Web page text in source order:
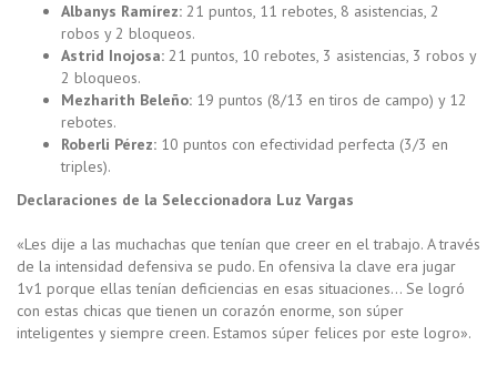
Albanys Ramírez: 21 puntos, 11 rebotes, 8 asistencias, 2
robos y 2 bloqueos.
Astrid Inojosa: 21 puntos, 10 rebotes, 3 asistencias, 3 robos y
2 bloqueos.
Mezharith Beleño: 19 puntos (8/13 en tiros de campo) y 12
rebotes.
Roberli Pérez: 10 puntos con efectividad perfecta (3/3 en
triples).
Declaraciones de la Seleccionadora Luz Vargas
«Les dije a las muchachas que tenían que creer en el trabajo. A través
de la intensidad defensiva se pudo. En ofensiva la clave era jugar
1v1 porque ellas tenían deficiencias en esas situaciones… Se logró
con estas chicas que tienen un corazón enorme, son súper
inteligentes y siempre creen. Estamos súper felices por este logro».